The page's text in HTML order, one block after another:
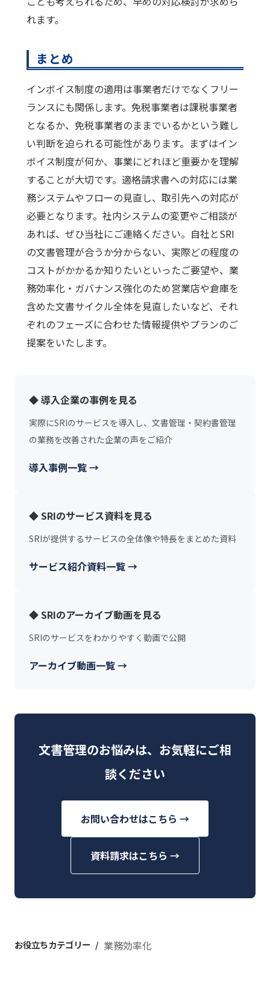
れます。
まとめ
インボイス制度の適用は事業者だけでなくフリー
ランスにも関係します。免税事業者は課税事業者
となるか、免税事業者のままでいるかという難し
い判断を迫られる可能性があります。まずはイン
ボイス制度が何か、事業にどれほど重要かを理解
することが大切です。適格請求書への対応には業
務システムやフローの見直し、取引先への対応が
必要となります。社内システムの変更やご相談が
あれば、ぜひ当社にご連絡ください。自社とSRI
の文書管理が合うか分からない、実際どの程度の
コストがかかるか知りたいといったご要望や、業
務効率化・ガバナンス強化のため営業店や倉庫を
含めた文書サイクル全体を見直したいなど、それ
ぞれのフェーズに合わせた情報提供やプランのご
提案をいたします。
◆ 導入企業の事例を見る
実際にSRIのサービスを導入し、文書管理・契約書管理
の業務を改善された企業の声をご紹介
導入事例一覧 →
◆ SRIのサービス資料を見る
SRIが提供するサービスの全体像や特長をまとめた資料
サービス紹介資料一覧 →
◆ SRIのアーカイブ動画を見る
SRIのサービスをわかりやすく動画で公開
アーカイブ動画一覧 →
文書管理のお悩みは、お気軽にご相
談ください
お問い合わせはこちら →
資料請求はこちら →
お役立ちカテゴリー 業務効率化